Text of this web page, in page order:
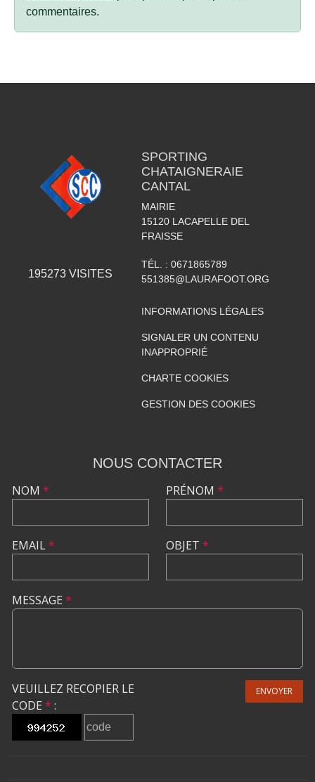
commentaires.
195273 VISITES
SPORTING
CHATAIGNERAIE
CANTAL
MAIRIE
15120 LACAPELLE DEL
FRAISSE
TÉL. : 0671865789
551385@LAURAFOOT.ORG
INFORMATIONS LÉGALES
SIGNALER UN CONTENU
INAPPROPRIÉ
CHARTE COOKIES
GESTION DES COOKIES
NOUS CONTACTER
NOM *
EMAIL*
PRÉNOM *
OBJET *
MESSAGE *
VEUILLEZ RECOPIER LE
CODE * :
ENVOYER